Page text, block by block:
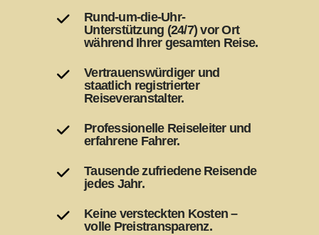
Rund-um-die-Uhr-
Unterstützung (24/7) vor Ort
während Ihrer gesamten Reise.
Vertrauenswürdiger und
staatlich registrierter
Reiseveranstalter.
Professionelle Reiseleiter und
erfahrene Fahrer.
Tausende zufriedene Reisende
jedes Jahr.
Keine versteckten Kosten –
volle Preistransparenz.